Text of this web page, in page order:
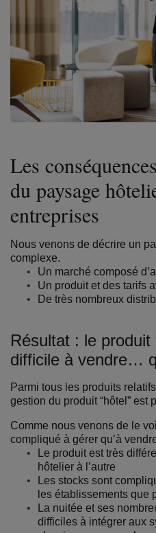
Les
du paysage
entreprises
Nous venons de décrire un
complexe.
Un marché composé
Un produit et des tarifs
De très nombreux
Résultat : le produit
difficile à vendre…
Parmi tous les produits
gestion du produit “hôtel” est
Comme nous venons de le
compliqué à gérer qu’à
Le produit est très
hôtelier à l’autre
Les stocks sont
les établissements que
La nuitée et ses
difficiles à intégrer aux